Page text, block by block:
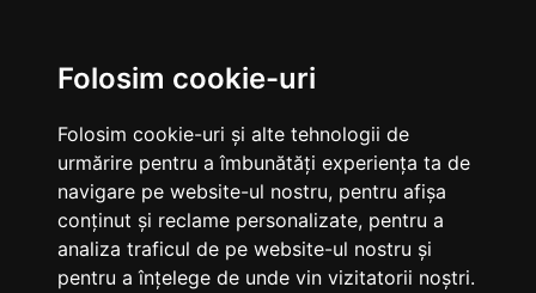
Folosim cookie-uri
Folosim cookie-uri și alte tehnologii de
urmărire pentru a îmbunătăți experiența ta de
navigare pe website-ul nostru, pentru afișa
conținut și reclame personalizate, pentru a
analiza traficul de pe website-ul nostru și
pentru a înțelege de unde vin vizitatorii noștri.